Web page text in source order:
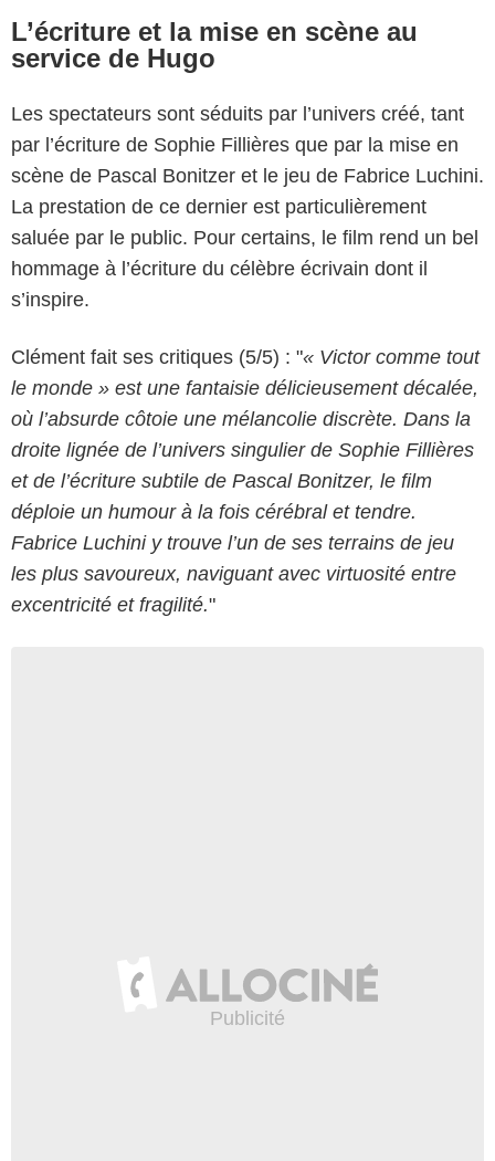
L’écriture et la mise en scène au
service de Hugo
Les spectateurs sont séduits par l’univers créé, tant
par l’écriture de Sophie Fillières que par la mise en
scène de Pascal Bonitzer et le jeu de Fabrice Luchini.
La prestation de ce dernier est particulièrement
saluée par le public. Pour certains, le film rend un bel
hommage à l’écriture du célèbre écrivain dont il
s’inspire.
Clément fait ses critiques (5/5) : "« Victor comme tout
le monde » est une fantaisie délicieusement décalée,
où l’absurde côtoie une mélancolie discrète. Dans la
droite lignée de l’univers singulier de Sophie Fillières
et de l’écriture subtile de Pascal Bonitzer, le film
déploie un humour à la fois cérébral et tendre.
Fabrice Luchini y trouve l’un de ses terrains de jeu
les plus savoureux, naviguant avec virtuosité entre
excentricité et fragilité."